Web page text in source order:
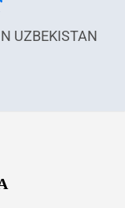
UZBEKISTAN